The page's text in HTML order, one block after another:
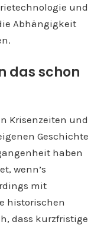
und
Abhängigkeit
das schon
Krisenzeiten und
Geschichte
haben
wenn’s
mit
historischen
dass kurzfristige